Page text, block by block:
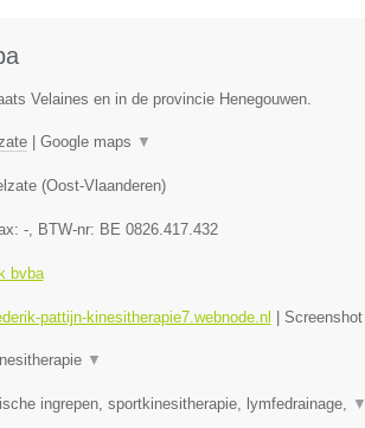
Velaines en in de provincie Henegouwen.
| Google maps ▼
(Oost-Vlaanderen)
-, BTW-nr: BE 0826.417.432
bvba
pattijn-kinesitherapie7.webnode.nl Screenshot
▼
ingrepen, sportkinesitherapie, lymfedrainage, ▼